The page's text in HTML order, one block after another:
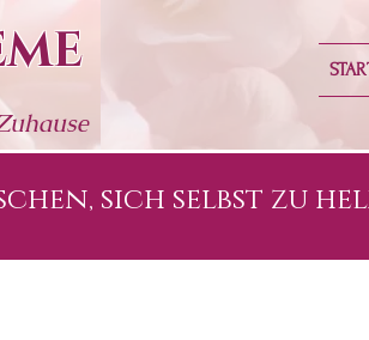
hause
sich selbst zu